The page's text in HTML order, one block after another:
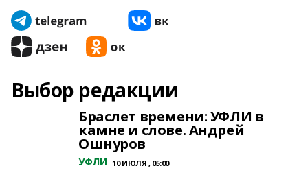
Выбор редакции
Браслет времени: УФЛИ в
камне и слове. Андрей
Ошнуров
УФЛИ 10 ИЮЛЯ , 05:00